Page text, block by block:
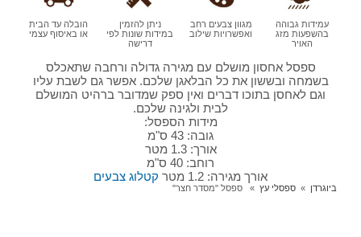
עמידות גבוהה
בהשפעות מזג
מגוון צבעים רחב
ואפשרויות שילוב
ניתן להזמין
במידות שונות לפי
הובלה עד הבית
או באיסוף עצמי
ספסל אחסון מושלם עם מגירה גדולה ורחבה שתאכלס
בשמחה ובששון את כל הבלאגן שלכם. אפשר גם לשבת עליו
וגם לאחסן בתוכו דברים ואין ספק שמדובר ברהיט המושלם
לבית ולגינה שלכם.
מידות הספסל:
גובה: 43 ס"מ
אורך: 1.3 מטר
רוחב: 40 ס"מ
אורך מגירה: 1.2 מטר
קטלוג צבעים
ספסלי עץ ספסל "מסדר חצר"